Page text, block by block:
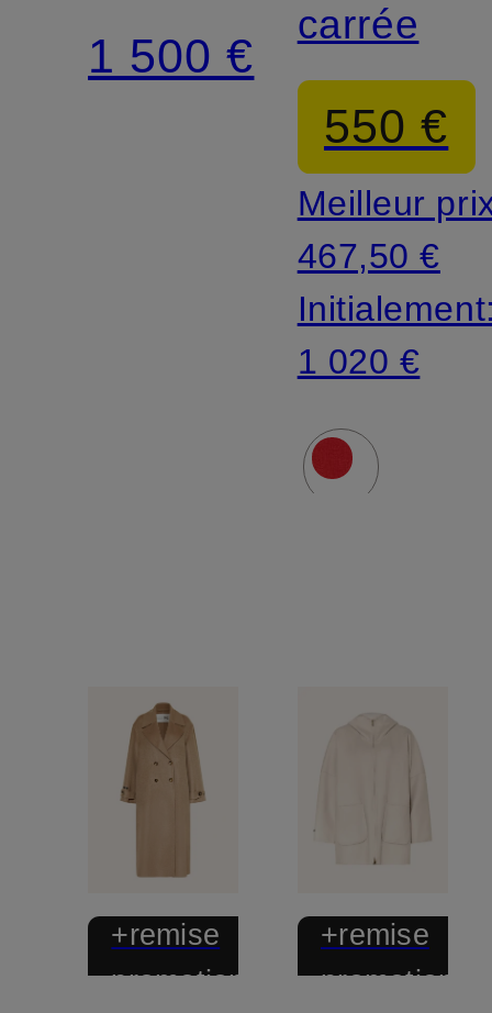
manches
1 500 €
carrée
550 €
Meilleur
467,50 €
1 020 €
+remise
promotionnelle
+remise